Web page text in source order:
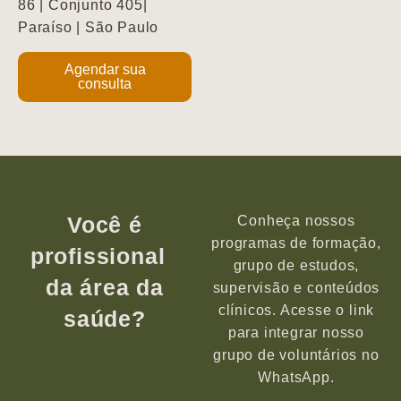
86 | Conjunto 405|
Paraíso | São Paulo
Agendar sua
consulta
Você é
profissional
da área da
saúde?
Conheça nossos
programas de formação,
grupo de estudos,
supervisão e conteúdos
clínicos. Acesse o link
para integrar nosso
grupo de voluntários no
WhatsApp.